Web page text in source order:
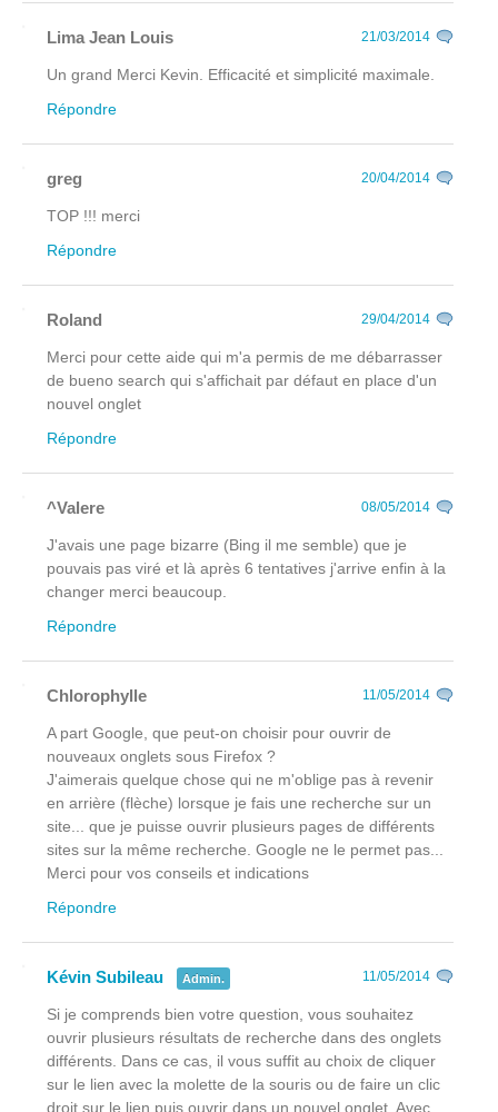
Lima Jean Louis 21/03/2014
Un grand Merci Kevin. Efficacité et simplicité maximale.
Répondre
greg 20/04/2014
TOP !!! merci
Répondre
Roland 29/04/2014
Merci pour cette aide qui m'a permis de me débarrasser
de bueno search qui s'affichait par défaut en place d'un
nouvel onglet
Répondre
^Valere 08/05/2014
J'avais une page bizarre (Bing il me semble) que je
pouvais pas viré et là après 6 tentatives j'arrive enfin à la
changer merci beaucoup.
Répondre
Chlorophylle 11/05/2014
A part Google, que peut-on choisir pour ouvrir de
nouveaux onglets sous Firefox ?
J'aimerais quelque chose qui ne m'oblige pas à revenir
en arrière (flèche) lorsque je fais une recherche sur un
site... que je puisse ouvrir plusieurs pages de différents
sites sur la même recherche. Google ne le permet pas...
Merci pour vos conseils et indications
Répondre
Kévin Subileau Admin. 11/05/2014
Si je comprends bien votre question, vous souhaitez
ouvrir plusieurs résultats de recherche dans des onglets
différents. Dans ce cas, il vous suffit au choix de cliquer
sur le lien avec la molette de la souris ou de faire un clic
droit sur le lien puis ouvrir dans un nouvel onglet. Avec